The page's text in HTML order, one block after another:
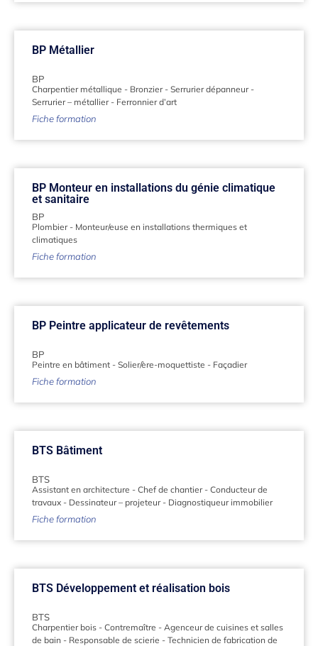
BP Métallier
BP
Charpentier métallique - Bronzier- Serrurier dépanneur-
Serrurier – métallier- Ferronnier d’art
Fiche formation
BP Monteur en installations du génie climatique
et sanitaire
BP
Plombier- Monteur/euse en installations thermiques et
climatiques
Fiche formation
BP Peintre applicateur de revêtements
BP
Peintre en bâtiment - Solier/ère-moquettiste - Façadier
Fiche formation
BTS Bâtiment
BTS
Assistant en architecture - Chef de chantier- Conducteur de
travaux - Dessinateur – projeteur- Diagnostiqueur immobilier
Fiche formation
BTS Développement et réalisation bois
BTS
Charpentier bois - Contremaître - Agenceur de cuisines et salles
de bain - Responsable de scierie - Technicien de fabrication de